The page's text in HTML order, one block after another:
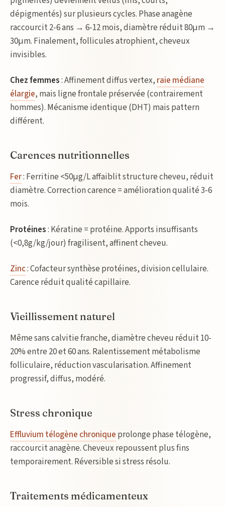
dépigmentés) sur plusieurs cycles. Phase anagène
raccourcit 2-6 ans → 6-12 mois, diamètre réduit 80μm →
30μm. Finalement, follicules atrophient, cheveux
invisibles.
Chez femmes: Affinement diffus vertex, raie médiane
élargie, mais ligne frontale préservée (contrairement
hommes). Mécanisme identique (DHT) mais pattern
différent.
Carences nutritionnelles
Fer: Ferritine <50μg/L affaiblit structure cheveu, réduit
diamètre. Correction carence = amélioration qualité 3-6
mois.
Protéines: Kératine = protéine. Apports insuffisants
(<0,8g/kg/jour) fragilisent, affinent cheveu.
Zinc: Cofacteur synthèse protéines, division cellulaire.
Carence réduit qualité capillaire.
Vieillissement naturel
Même sans calvitie franche, diamètre cheveu réduit 10-
20% entre 20 et 60 ans. Ralentissement métabolisme
folliculaire, réduction vascularisation. Affinement
progressif, diffus, modéré.
Stress chronique
Effluvium télogène chronique prolonge phase télogène,
raccourcit anagène. Cheveux repoussent plus fins
temporairement. Réversible si stress résolu.
Traitements médicamenteux